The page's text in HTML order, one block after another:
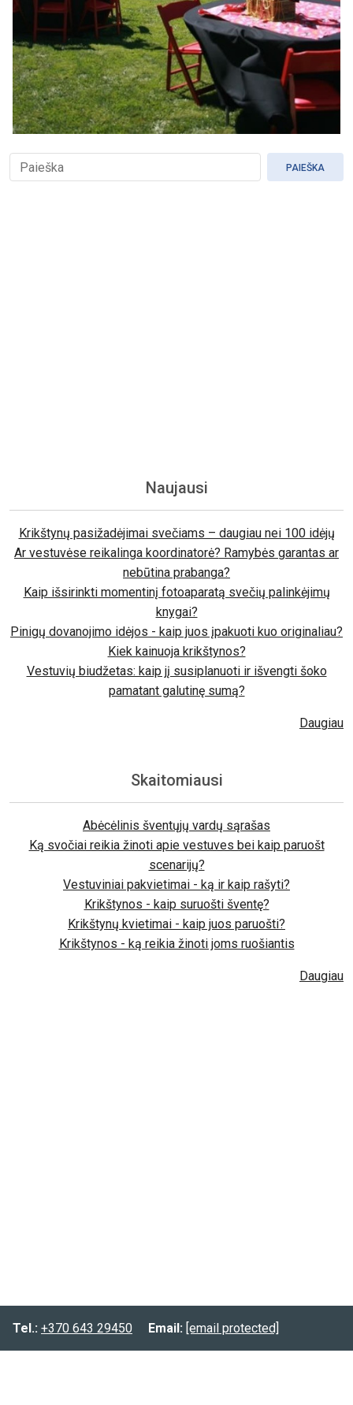
PAIEŠKA
Naujausi
Krikštynų pasižadėjimai svečiams – daugiau nei 100 idėjų
Ar vestuvėse reikalinga koordinatorė? Ramybės garantas ar
nebūtina prabanga?
Kaip išsirinkti momentinį fotoaparatą svečių palinkėjimų
knygai?
Pinigų dovanojimo idėjos - kaip juos įpakuoti kuo originaliau?
Kiek kainuoja krikštynos?
Vestuvių biudžetas: kaip jį susiplanuoti ir išvengti šoko
pamatant galutinę sumą?
Daugiau
Skaitomiausi
Abėcėlinis šventųjų vardų sąrašas
Ką svočiai reikia žinoti apie vestuves bei kaip paruošt
scenarijų?
Vestuviniai pakvietimai - ką ir kaip rašyti?
Krikštynos - kaip suruošti šventę?
Krikštynų kvietimai - kaip juos paruošti?
Krikštynos - ką reikia žinoti joms ruošiantis
Daugiau
Informacija
Tel.: +370 643 29450 Email: [email protected]